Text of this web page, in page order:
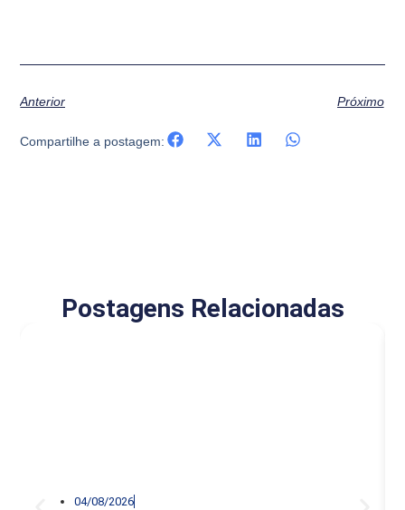
Anterior Próximo
Compartilhe a postagem:
Postagens Relacionadas
04/08/2026